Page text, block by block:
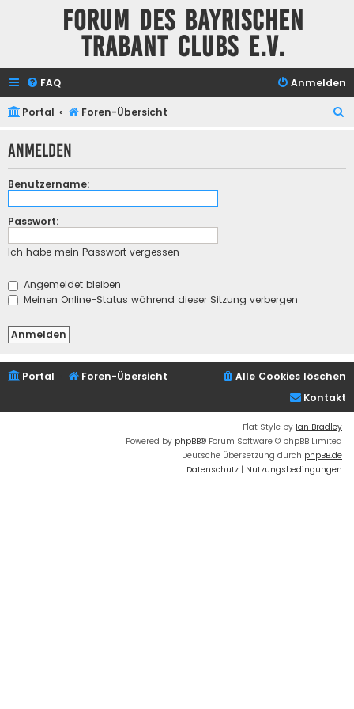
Forum des Bayrischen
Trabant Clubs e.V.
FAQ Anmelden
Portal Foren-Übersicht
h
Anmelden
Benutzername:
Passwort:
Ich habe mein Passwort vergessen
Angemeldet bleiben
Meinen Online-Status während dieser Sitzung verbergen
Portal Foren-Übersicht
Alle Cookies löschen
Kontakt
Flat Style by Ian Bradley
Powered by phpBB® Forum Software © phpBB Limited
Deutsche Übersetzung durch phpBB.de
Datenschutz | Nutzungsbedingungen